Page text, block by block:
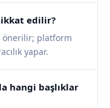
edilir?
önerilir; platform
yapar.
hangi başlıklar